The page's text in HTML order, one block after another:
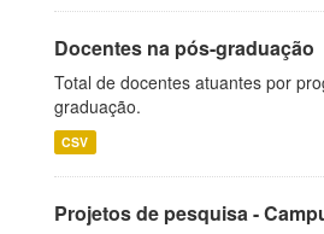
Docentes na pós-graduação
Total de docentes atuantes por
graduação.
CSV
Projetos de pesquisa -